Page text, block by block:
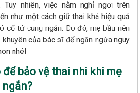
Tuy nhiên, việc nằm nghỉ ngơi trên
như một cách giữ thai khá hiệu quả
cổ tử cung ngắn. Do đó, mẹ bầu nên
của bác sĩ để ngăn ngừa nguy
nhé!
để bảo vệ thai nhi khi mẹ